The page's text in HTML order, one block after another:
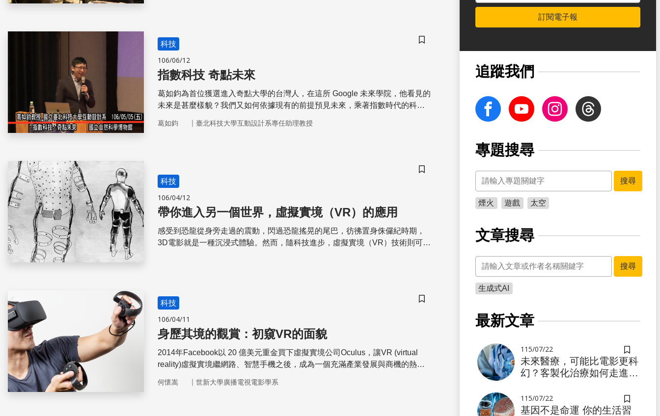
儲存書籤
科技
106/06/12
指數科技 奇點未來
葛如鈞為首位獲選進入奇點大學的台灣人，在這所 Google 未來學院，他看見的
未來是甚麼樣貌？我們又如何依據現有的前提預見未來，乘著指數時代的科技
門？
葛如鈞 ｜ 臺北科技大學互動設計系專任助理教授
儲存書籤
科技
106/04/12
帶你進入另一個世界，虛擬實境（VR）的應用
感受到恐龍從身旁走過的震動，閃過恐龍搖晃的尾巴，彷彿置身侏儸紀時期，
3D電影就是一種沉浸式體驗。然而，隨科技進步，虛擬實境（VR）技術則可以
儲存書籤
科技
106/04/11
身歷其境的觀賞：初窺VR的面貌
2014年Facebook以 20 億美元重金買下虛擬實境公司Oculus，讓VR (virtual
reality)虛擬實境繼網路、智慧手機之後，成為一個充滿產業發展與商機的熱
黎(Aldous Leonard Huxley）的反烏托邦小說《美麗新世界》，以西元2540年
何懷嵩 ｜ 世新大學廣播電視電影學系
訂閱電子報
追蹤我們
facebook Youtube InstagramThreads
專題搜尋
關鍵字
搜尋
煙火 遊戲 太空
文章搜尋
關鍵字
搜尋
生成式AI
最新文章
儲存書籤
115/07/22
未來醫療，可能比電影更科
幻？客製化治療如何走進真
儲存書籤
115/07/22
基因不是命運 你的生活習